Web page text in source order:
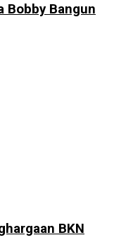
Bobby Bangun
BKN